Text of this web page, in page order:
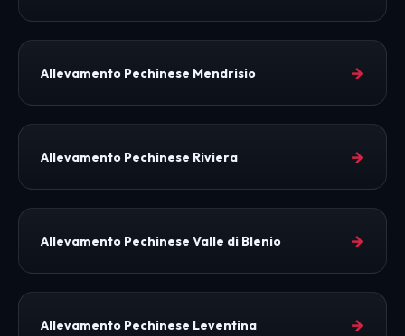
Allevamento Pechinese Mendrisio →
Allevamento Pechinese Riviera →
Allevamento Pechinese Valle di Blenio →
Allevamento Pechinese Leventina →